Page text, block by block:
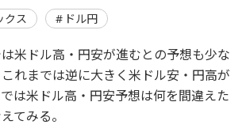
クス ドル円
米ドル高・円安が進むとの予想も少な
れまでは逆に大きく米ドル安・円高が
は米ドル高・円安予想は何を間違えた
てみる。